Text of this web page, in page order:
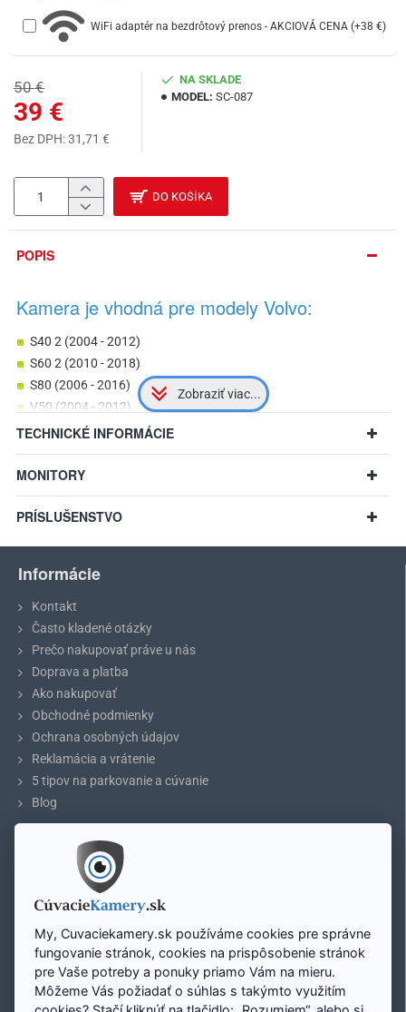
39 €
50 €
Bez DPH: 31,71 €
NA SKLADE
MODEL: SC-087
WiFi adaptér na bezdrôtový prenos - AKCIOVÁ CENA (+38 €)
DO KOŠÍKA
POPIS
Kamera je vhodná pre modely Volvo:
S40 2 (2004 - 2012)
S60 2 (2010 - 2018)
S80 (2006 - 2016)
V50 (2004 - 2012)
V60 (2010 - 2018)
V70 3 (2007 - 2016)
XC60 (2009 - 2017)
XC70 (2008 - 2016)
XC90 (2008 - 2014)
Odporúčanie:Pred nákupom si prosím zmerajte rozmery vášho
svetla nad ŠPZ a porovnajte s vybraným modelom.
Cúvacia kamera pre Volvo S40, S60, S80,
V50 a iné
Cúvacia kamera Volvo S40, S60, S80, V50 a inépresne zapadne
TECHNICKÉ INFORMÁCIE
MONITORY
PRÍSLUŠENSTVO
Informácie
Kontakt
Často kladené otázky
Prečo nakupovať práve u nás
Doprava a platba
Ako nakupovať
Obchodné podmienky
Ochrana osobných údajov
Reklamácia a vrátenie
5 tipov na parkovanie a cúvanie
Blog
Môj účet
Registrácia účtu
Mapa stránky
Zavolajte nám:
My, Cuvaciekamery.sk používáme cookies pre správne
fungovanie stránok, cookies na prispôsobenie stránok
pre Vaše potreby a ponuky priamo Vám na mieru.
Môžeme Vás požiadať o súhlas s takýmto využitím